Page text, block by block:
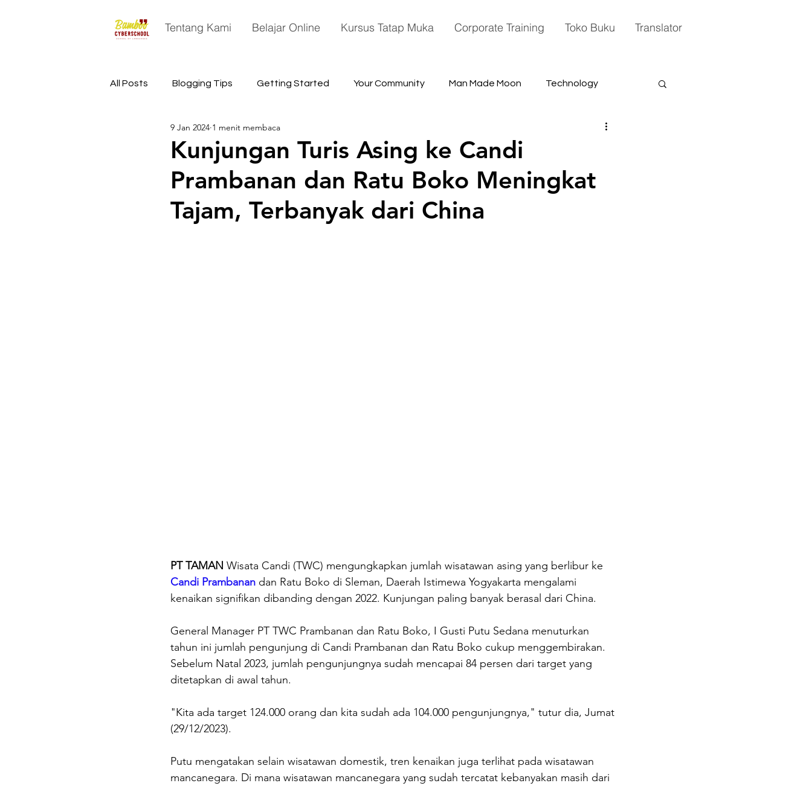
Tentang Kami Belajar Online Kursus Tatap Muka Corporate Training Toko Buku Translator
All Posts Blogging Tips Getting Started Your Community Man Made Moon Technology
Astronomy Space
Kunjungan Turis Asing ke Candi
Prambanan dan Ratu Boko Meningkat
Tajam, Terbanyak dari China
9 Jan 2024 1 menit membaca
PT TAMAN Wisata Candi (TWC) mengungkapkan jumlah wisatawan asing yang berlibur ke
Candi Prambanan dan Ratu Boko di Sleman, Daerah Istimewa Yogyakarta mengalami
kenaikan signifikan dibanding dengan 2022. Kunjungan paling banyak berasal dari China.
General Manager PT TWC Prambanan dan Ratu Boko, I Gusti Putu Sedana menuturkan
tahun ini jumlah pengunjung di Candi Prambanan dan Ratu Boko cukup menggembirakan.
Sebelum Natal 2023, jumlah pengunjungnya sudah mencapai 84 persen dari target yang
ditetapkan di awal tahun.
"Kita ada target 124.000 orang dan kita sudah ada 104.000 pengunjungnya," tutur dia, Jumat
(29/12/2023).
Putu mengatakan selain wisatawan domestik, tren kenaikan juga terlihat pada wisatawan
mancanegara. Di mana wisatawan mancanegara yang sudah tercatat kebanyakan masih dari